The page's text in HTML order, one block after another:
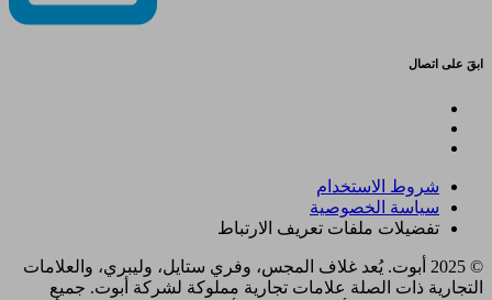
ابقَ على اتصال
شروط الاستخدام
سياسة الخصوصية
تفضيلات ملفات تعريف الارتباط
© 2025 أبوت. يُعد غلاف المجس، وفري ستايل، وليبري، والعلامات
التجارية ذات الصلة علامات تجارية مملوكة لشركة أبوت. جميع